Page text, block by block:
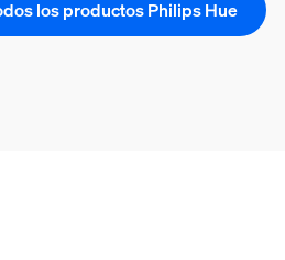
los productos Philips Hue